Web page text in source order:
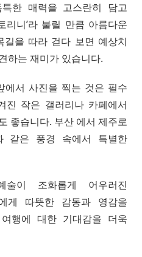
한 매력을 고스란히 담고
리니’라 불릴 만큼 아름다운
길을 따라 걷다 보면 예상치
하는 재미가 있습니다.
에서 사진을 찍는 것은 필수
진 작은 갤러리나 카페에서
좋습니다. 부산 에서 제주로
같은 풍경 속에서 특별한
이 조화롭게 어우러진
게 따뜻한 감동과 영감을
행에 대한 기대감을 더욱